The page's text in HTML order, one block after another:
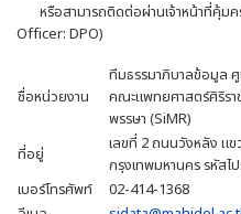
หรือสามารถติดต่อผ่านเจ้าหน้าที่คุ้ม
Officer: DPO)
ชื่อหน่วยงาน
ทีมธรรมาภิบาลข้อมูล
คณะแพทยศาสตร์ศิริรา
พรรษา (SiMR)
ที่อยู่
เลขที่ 2 ถนนวังหลัง แ
กรุงเทพมหานคร รหัส
เบอร์โทรศัพท์
02-414-1368